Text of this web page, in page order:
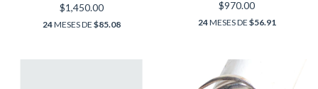
LEY (CGN12)
$1,450.00
24MESES DE $85.08
$970.00
24MESES DE $56.91